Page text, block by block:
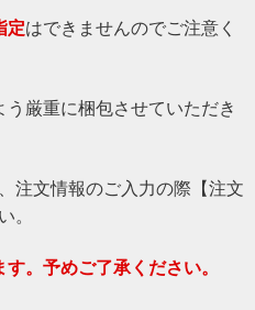
定はできませんのでご注意く
厳重に梱包させていただき
注文情報のご入力の際【注文
。予めご了承ください。